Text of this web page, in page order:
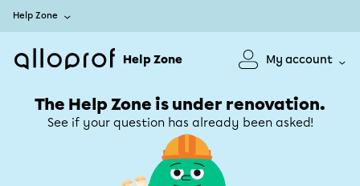
Help Zone
Help Zone My account
The Help Zone is under renovation.
See if your question has already been asked!